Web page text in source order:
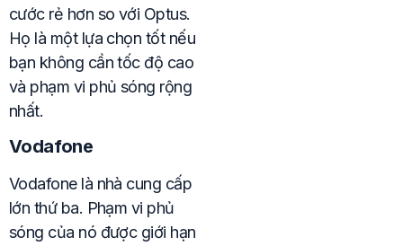
cước rẻ hơn so với Optus.
Họ là một lựa chọn tốt nếu
bạn không cần tốc độ cao
và phạm vi phủ sóng rộng
nhất.
Vodafone
Vodafone là nhà cung cấp
lớn thứ ba. Phạm vi phủ
sóng của nó được giới hạn